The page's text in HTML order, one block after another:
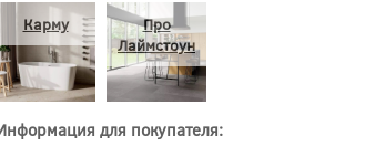
Карму
Про
Лаймстоун
для покупателя: